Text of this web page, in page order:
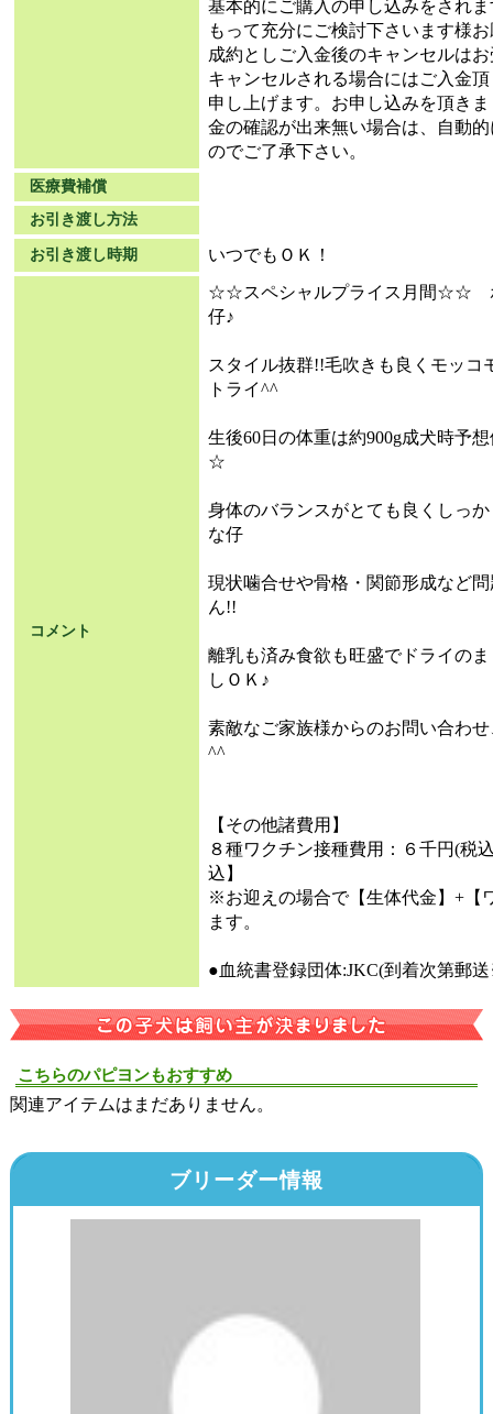
基本的にご購入の申し込みをされ
もって充分にご検討下さいます様
成約としご入金後のキャンセルは
キャンセルされる場合にはご入金
申し上げます。お申し込みを頂き
金の確認が出来無い場合は、自動
のでご了承下さい。
医療費補償
お引き渡し方法
お引き渡し時期 いつでもＯＫ！
コメント
☆☆スペシャルプライス月間☆☆
仔♪
スタイル抜群!!毛吹きも良くモッコ
トライ^^
生後60日の体重は約900g成犬時予
☆
身体のバランスがとても良くしっ
な仔
現状噛合せや骨格・関節形成など
ん!!
離乳も済み食欲も旺盛でドライの
しＯＫ♪
素敵なご家族様からのお問い合わ
^^
【その他諸費用】
８種ワクチン接種費用：６千円(税
込】
※お迎えの場合で【生体代金】+【
ます。
●血統書登録団体:JKC(到着次第郵
こちらのパピヨンもおすすめ
関連アイテムはまだありません。
ブリーダー情報